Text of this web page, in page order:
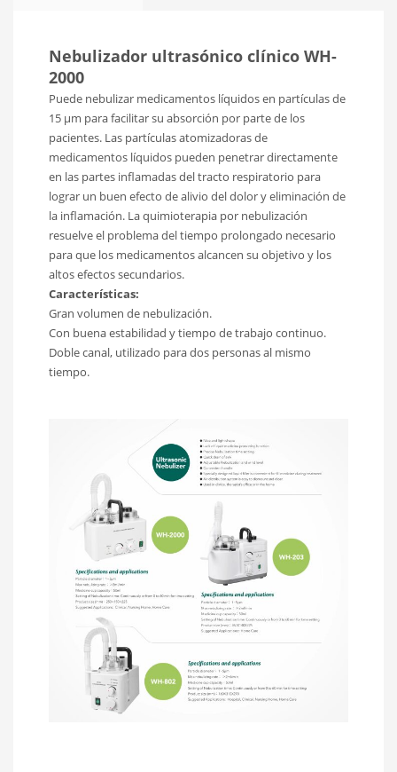
Nebulizador ultrasónico clínico WH-
2000
Puede nebulizar medicamentos líquidos en partículas de
15 μm para facilitar su absorción por parte de los
pacientes. Las partículas atomizadoras de
medicamentos líquidos pueden penetrar directamente
en las partes inflamadas del tracto respiratorio para
lograr un buen efecto de alivio del dolor y eliminación de
la inflamación. La quimioterapia por nebulización
resuelve el problema del tiempo prolongado necesario
para que los medicamentos alcancen su objetivo y los
altos efectos secundarios.
Características:
Gran volumen de nebulización.
Con buena estabilidad y tiempo de trabajo continuo.
Doble canal, utilizado para dos personas al mismo
tiempo.